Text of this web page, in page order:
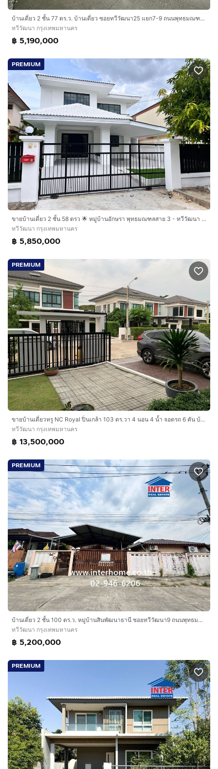
บ้านเดี่ยว 2 ชั้น 77 ตร.ว. บ้านเดี่ยว ซอยทวีวัฒนา25 แยก7-9 ถนนพุทธมณฑลสาย4 ถนนทวีวัฒนา เขตทวีวัฒนา กรุงเทพมหานคร
ทวีวัฒนา กรุงเทพมหานคร
฿ 5,190,000
PREMIUM
ขายบ้านเดี่ยว 2 ชั้น 58 ตรว 🌟 หมู่บ้านอักษรา พุทธมณฑลสาย 3 - ทวีวัฒนา 🎉 ตกแต่งใหม่สไตล์ Luxury 🎖️
ทวีวัฒนา กรุงเทพมหานคร
฿ 5,850,000
PREMIUM
ขายบ้านเดี่ยวหรู NC Royal ปิ่นเกล้า 103 ตร.วา 4 นอน 4 น้ำ จอดรถ 6 คัน บ้านใหญ่ พร้อมอยู่ ใกล้ The Mall บางแค
ทวีวัฒนา กรุงเทพมหานคร
฿ 13,500,000
PREMIUM
บ้านเดี่ยว 2 ชั้น 100 ตร.ว. หมู่บ้านสินพัฒนาธานี ซอยทวีวัฒนา9 ถนนพุทธมณฑสาย3 ถนนเลียบคลองทวีวัฒนา เขตทวีวัฒนา กรุงเทพมหานคร
ทวีวัฒนา กรุงเทพมหานคร
฿ 5,200,000
PREMIUM